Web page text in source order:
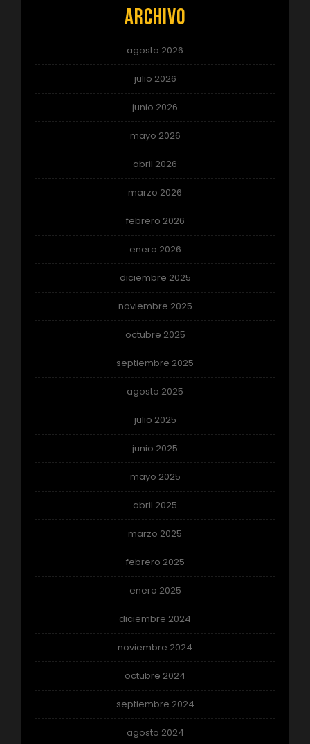
Archivo
agosto 2026
julio 2026
junio 2026
mayo 2026
abril 2026
marzo 2026
febrero 2026
enero 2026
diciembre 2025
noviembre 2025
octubre 2025
septiembre 2025
agosto 2025
julio 2025
junio 2025
mayo 2025
abril 2025
marzo 2025
febrero 2025
enero 2025
diciembre 2024
noviembre 2024
octubre 2024
septiembre 2024
agosto 2024